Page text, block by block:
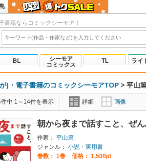
書籍ならコミックシーモア！
BL
シーモア
コミックス
TL ライ
)・電子書籍のコミックシーモアTOP > 平山
中 1～14件を表示 詳細 画像
朝から夜まで話すこと、ぜ
作家： 平山篤
ジャンル： 小説・実用書
巻数： 1巻
価格： 1,500pt